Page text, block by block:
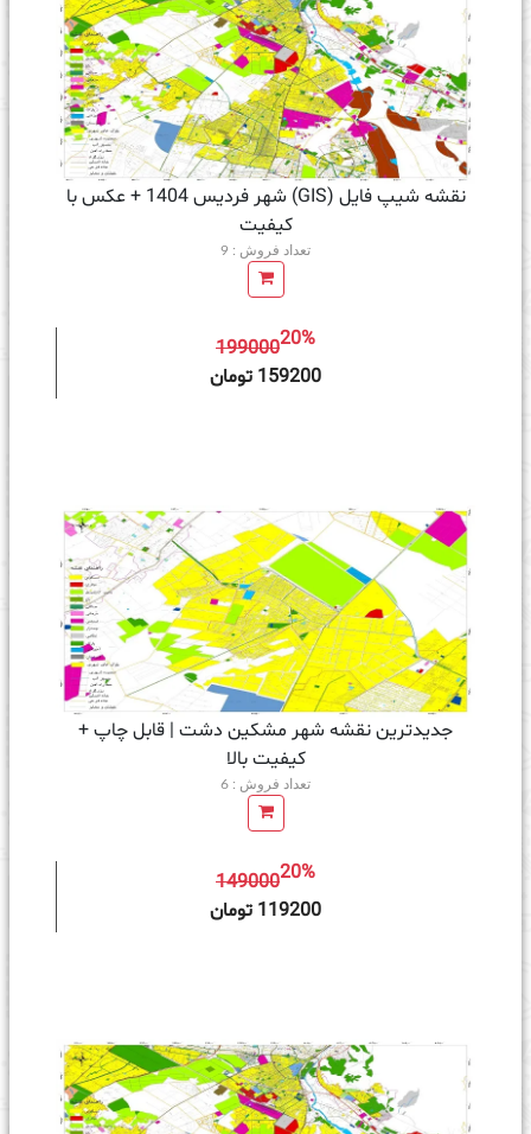
نقشه شیپ فایل (GIS) شهر فردیس 1404 + عکس با
کیفیت
تعداد فروش : 9
19900020%
159200 تومان
جدیدترین نقشه شهر مشکین دشت | قابل چاپ +
کیفیت بالا
تعداد فروش : 6
14900020%
119200 تومان